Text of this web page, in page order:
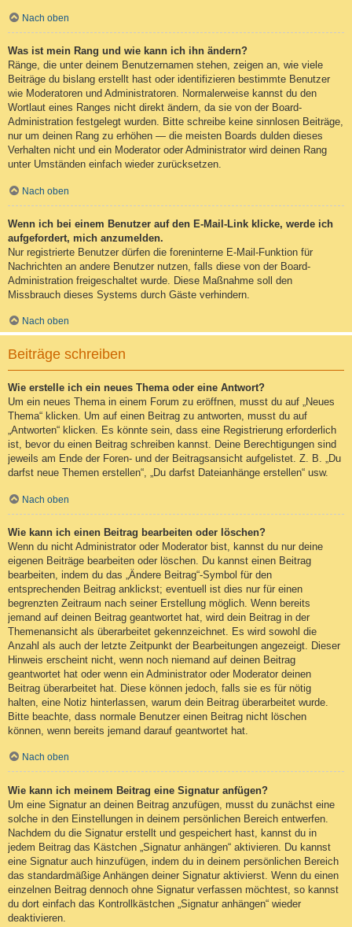
Nach oben
Was ist mein Rang und wie kann ich ihn ändern?
Ränge, die unter deinem Benutzernamen stehen, zeigen an, wie viele
Beiträge du bislang erstellt hast oder identifizieren bestimmte Benutzer
wie Moderatoren und Administratoren. Normalerweise kannst du den
Wortlaut eines Ranges nicht direkt ändern, da sie von der Board-
Administration festgelegt wurden. Bitte schreibe keine sinnlosen Beiträge,
nur um deinen Rang zu erhöhen — die meisten Boards dulden dieses
Verhalten nicht und ein Moderator oder Administrator wird deinen Rang
unter Umständen einfach wieder zurücksetzen.
Nach oben
Wenn ich bei einem Benutzer auf den E-Mail-Link klicke, werde ich
aufgefordert, mich anzumelden.
Nur registrierte Benutzer dürfen die foreninterne E-Mail-Funktion für
Nachrichten an andere Benutzer nutzen, falls diese von der Board-
Administration freigeschaltet wurde. Diese Maßnahme soll den
Missbrauch dieses Systems durch Gäste verhindern.
Nach oben
Beiträge schreiben
Wie erstelle ich ein neues Thema oder eine Antwort?
Um ein neues Thema in einem Forum zu eröffnen, musst du auf „Neues
Thema“ klicken. Um auf einen Beitrag zu antworten, musst du auf
„Antworten“ klicken. Es könnte sein, dass eine Registrierung erforderlich
ist, bevor du einen Beitrag schreiben kannst. Deine Berechtigungen sind
jeweils am Ende der Foren- und der Beitragsansicht aufgelistet. Z. B. „Du
darfst neue Themen erstellen“, „Du darfst Dateianhänge erstellen“ usw.
Nach oben
Wie kann ich einen Beitrag bearbeiten oder löschen?
Wenn du nicht Administrator oder Moderator bist, kannst du nur deine
eigenen Beiträge bearbeiten oder löschen. Du kannst einen Beitrag
bearbeiten, indem du das „Ändere Beitrag“-Symbol für den
entsprechenden Beitrag anklickst; eventuell ist dies nur für einen
begrenzten Zeitraum nach seiner Erstellung möglich. Wenn bereits
jemand auf deinen Beitrag geantwortet hat, wird dein Beitrag in der
Themenansicht als überarbeitet gekennzeichnet. Es wird sowohl die
Anzahl als auch der letzte Zeitpunkt der Bearbeitungen angezeigt. Dieser
Hinweis erscheint nicht, wenn noch niemand auf deinen Beitrag
geantwortet hat oder wenn ein Administrator oder Moderator deinen
Beitrag überarbeitet hat. Diese können jedoch, falls sie es für nötig
halten, eine Notiz hinterlassen, warum dein Beitrag überarbeitet wurde.
Bitte beachte, dass normale Benutzer einen Beitrag nicht löschen
können, wenn bereits jemand darauf geantwortet hat.
Nach oben
Wie kann ich meinem Beitrag eine Signatur anfügen?
Um eine Signatur an deinen Beitrag anzufügen, musst du zunächst eine
solche in den Einstellungen in deinem persönlichen Bereich entwerfen.
Nachdem du die Signatur erstellt und gespeichert hast, kannst du in
jedem Beitrag das Kästchen „Signatur anhängen“ aktivieren. Du kannst
eine Signatur auch hinzufügen, indem du in deinem persönlichen Bereich
das standardmäßige Anhängen deiner Signatur aktivierst. Wenn du einen
einzelnen Beitrag dennoch ohne Signatur verfassen möchtest, so kannst
du dort einfach das Kontrollkästchen „Signatur anhängen“ wieder
deaktivieren.